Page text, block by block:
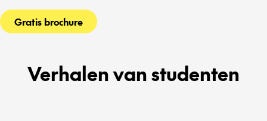
Gratis brochure
Verhalen van studenten